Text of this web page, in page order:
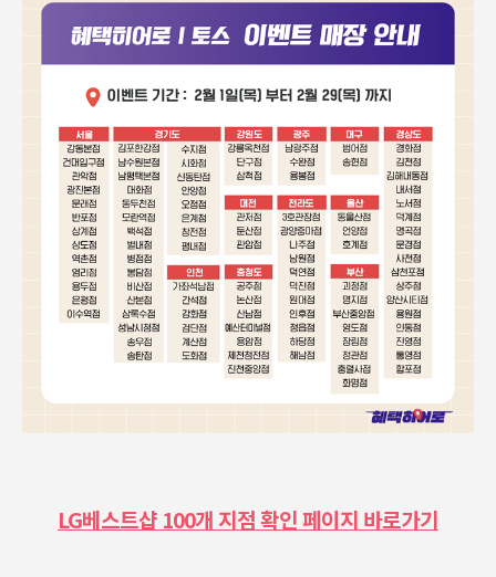
LG베스트샵 100개 지점 확인 페이지 바로가기